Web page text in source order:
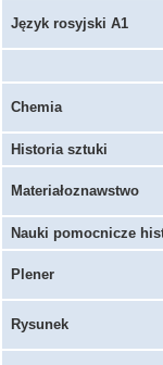
Język rosyjski A1
Chemia
Historia sztuki
Materiałoznawstwo
Nauki pomocnicze
Plener
Rysunek